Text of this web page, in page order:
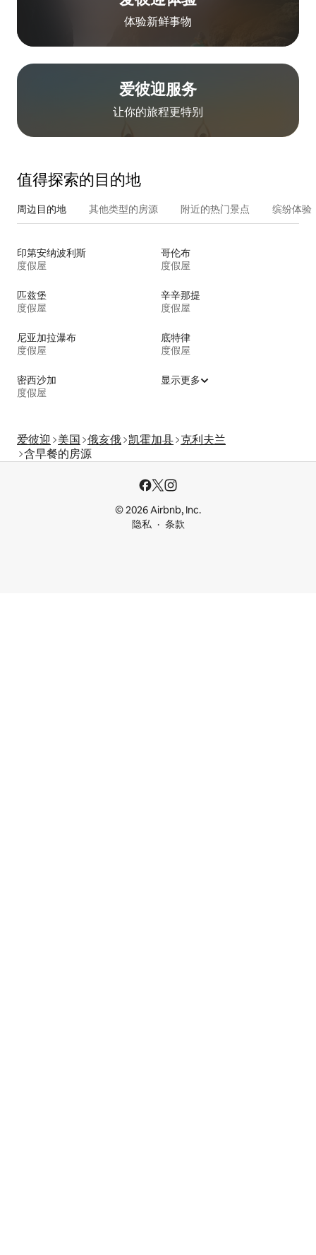
体验新鲜事物
爱彼迎服务
让你的旅程更特别
值得探索的目的地
周边目的地 其他类型的房源 附近的热门景点 缤纷体验
印第安纳波利斯
度假屋
哥伦布
度假屋
匹兹堡
度假屋
辛辛那提
度假屋
尼亚加拉瀑布
度假屋
底特律
度假屋
密西沙加
度假屋
显示更多
爱彼迎 美国 俄亥俄 凯霍加县 克利夫兰
含早餐的房源
© 2026 Airbnb, Inc.
隐私
条款